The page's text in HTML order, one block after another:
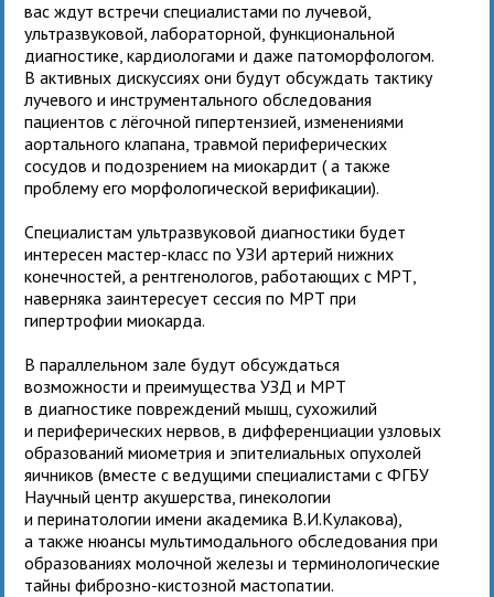
вас ждут встречи специалистами по лучевой,
ультразвуковой, лабораторной, функциональной
диагностике, кардиологами и даже патоморфологом.
В активных дискуссиях они будут обсуждать тактику
лучевого и инструментального обследования
пациентов с лёгочной гипертензией, изменениями
аортального клапана, травмой периферических
сосудов и подозрением на миокардит ( а также
проблему его морфологической верификации).
Специалистам ультразвуковой диагностики будет
интересен мастер-класс по УЗИ артерий нижних
конечностей, а рентгенологов, работающих с МРТ,
наверняка заинтересует сессия по МРТ при
гипертрофии миокарда.
В параллельном зале будут обсуждаться
возможности и преимущества УЗД и МРТ
в диагностике повреждений мышц, сухожилий
и периферических нервов, в дифференциации узловых
образований миометрия и эпителиальных опухолей
яичников (вместе с ведущими специалистами с ФГБУ
Научный центр акушерства, гинекологии
и перинатологии имени академика В.И.Кулакова),
а также нюансы мультимодального обследования при
образованиях молочной железы и терминологические
тайны фиброзно-кистозной мастопатии.